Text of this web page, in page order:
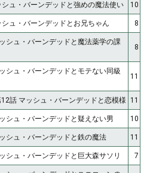
ュ・バーンデッドと強めの魔法使い 10
ュ・バーンデッドとお兄ちゃん 8
シュ・バーンデッドと魔法薬学の課
8
シュ・バーンデッドとモテない同級
11
話 マッシュ・バーンデッドと恋模様 11
シュ・バーンデッドと疑えない男 10
シュ・バーンデッドと鉄の魔法 11
シュ・バーンデッドと巨大森サソリ 7